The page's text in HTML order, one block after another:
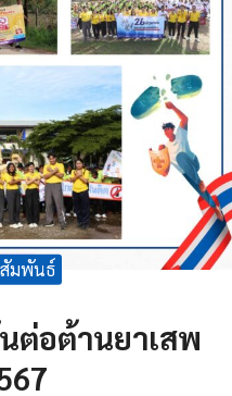
มพันธ์
ต่อต้านยาเสพ